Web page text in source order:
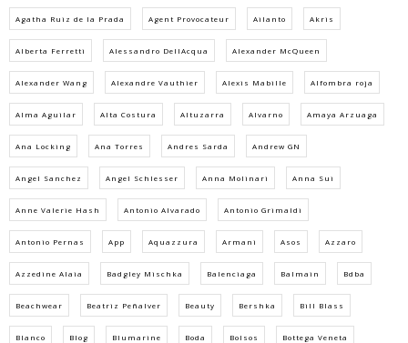
Agatha Ruiz de la Prada Agent Provocateur Ailanto Akris
Alberta Ferretti Alessandro DellAcqua Alexander McQueen
Alexander Wang Alexandre Vauthier Alexis Mabille Alfombra roja
Alma Aguilar Alta Costura Altuzarra Alvarno Amaya Arzuaga
Ana Locking Ana Torres Andres Sarda Andrew GN
Angel Sanchez Angel Schlesser Anna Molinari Anna Sui
Anne Valerie Hash Antonio Alvarado Antonio Grimaldi
Antonio Pernas App Aquazzura Armani Asos Azzaro
Azzedine Alaia Badgley Mischka Balenciaga Balmain Bdba
Beachwear Beatriz Peñalver Beauty Bershka Bill Blass
Blanco Blog Blumarine Boda Bolsos Bottega Veneta